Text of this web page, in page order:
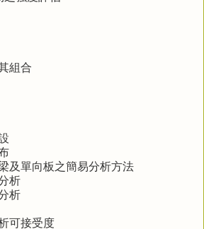
組合
及單向板之簡易分析方法
析
析
可接受度